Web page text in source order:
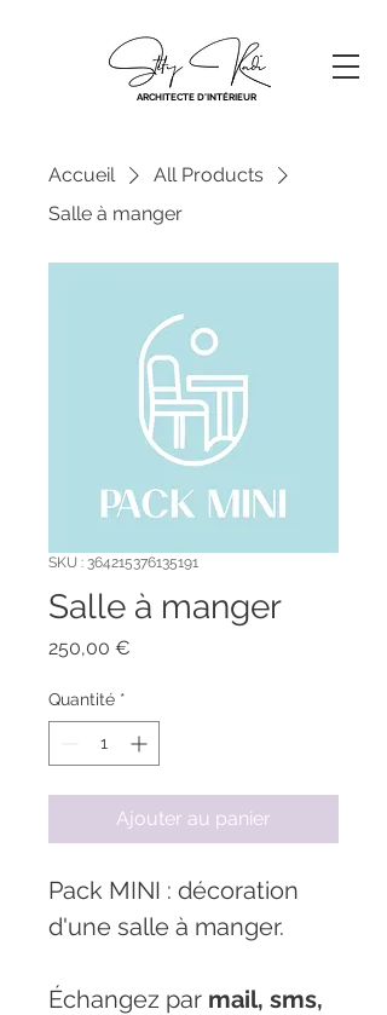
ARCHITECTE D'INTÉRIEUR
Accueil
All Products
Salle à manger
SKU : 364215376135191
Salle à manger
250,00 €
Quantité *
Ajouter au panier
Pack MINI : décoration
d'une salle à manger.
Échangez par mail, sms,